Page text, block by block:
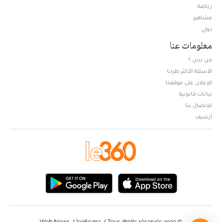
رياضة
مشاهير
دولي
معلومات عنا
من نحن ؟
الأسئلة الأكثر طرحا
للإعلان على موقعنا
بيانات قانونية
للإتصال بنا
أرشيف